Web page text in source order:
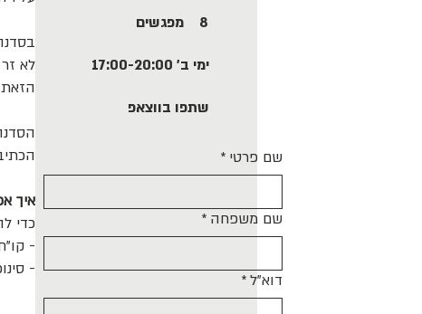
לא
איך
כדי
-
-
8
ימי ב' 17:00-20:00
שתפו בווצאפ
מפגשים
שם פרטי *
שם משפחה *
דוא"ל*